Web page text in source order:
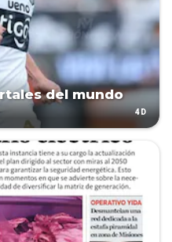
del mundo
4D